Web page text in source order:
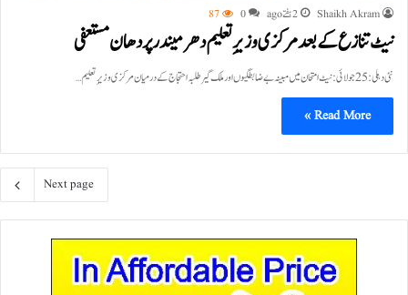
Shaikh Akram 2 ہفتے ago 0
87
نیٹ تنازع کے بعد مرکزی وزیرِ تعلیم دھرمیندر پردھان مستعفی
نئی دہلی: 25 جولائی: نیٹ امتحان میں مبینہ بے ضابطگیوں اور ملک گیر طلبہ احتجاج کے درمیان مرکزی وزیرِ تعلیم…
Read More »
Next page